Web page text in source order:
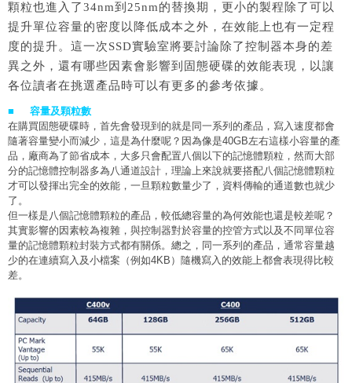
顆粒也進入了34nm到25nm的替換期，更小的製程除了可以
提升單位容量的密度以降低成本之外，在效能上也有一定程
度的提升。這一次SSD實驗室將要討論除了控制器本身的差
異之外，還有哪些因素會影響到固態硬碟的效能表現，以讓
各位讀者在挑選產品時可以有更多的參考依據。
■ 容量及顆粒數
在購買固態硬碟時，首先會發現到的就是同一系列的產品，寫入速度都會
隨著容量變小而減少，這是為什麼呢？因為像是40GB左右這樣小容量的產
品，廠商為了節省成本，大多只會配置八個以下的記憶體顆粒，然而大部
分的記憶體控制器多為八通道設計，理論上來說就要搭配八個記憶體顆粒
才可以發揮出完全的效能，一旦顆粒數量少了，資料傳輸的通道數也就少
了。
但一樣是八個記憶體顆粒的產品，較低總容量的為何效能也還是較差呢？
其實影響的因素較為複雜，與控制器對於容量的控管方式以及不同單位容
量的記憶體顆粒封裝方式都有關係。總之，同一系列的產品，通常容量越
少的在連續寫入及小檔案（例如4KB）隨機寫入的效能上都會表現得比較
差。